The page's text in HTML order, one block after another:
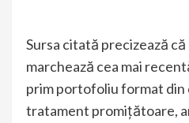
Sursa citată precizează
marchează cea mai
prim portofoliu format din
tratament promiţătoare,